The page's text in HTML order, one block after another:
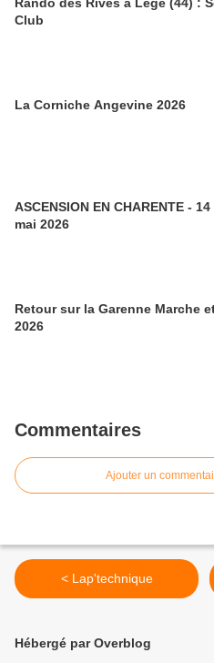
Club
La Corniche Angevine 2026
ASCENSION EN CHARENTE -
mai 2026
Retour sur la Garenne Marche
2026
Commentaires
Ajouter un
< Lap'technique
Hébergé par Overblog